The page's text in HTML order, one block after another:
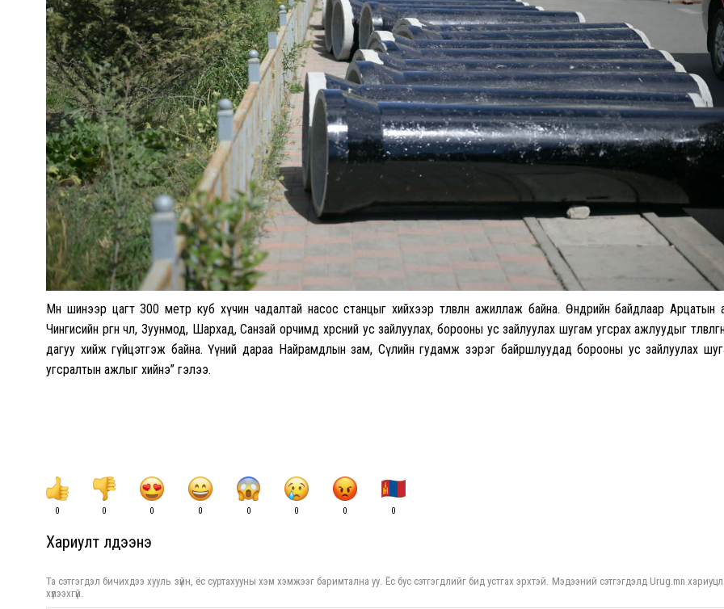
Мөн шинээр цагт 300 метр куб хүчин чадалтай насос станцыг хийхээр төлөвлөн ажиллаж байна. Өнөөдрийн байдлаар Арцатын
Чингисийн өргөн чөлөө, Зуунмод, Шархад, Санзай орчимд хөрсний ус зайлуулах, борооны ус зайлуулах шугам угсрах ажлуудыг
дагуу хийж гүйцэтгэж байна. Үүний дараа Найрамдлын зам, Сөүлийн гудамж зэрэг байршлуудад борооны ус зайлуулах
угсралтын ажлыг хийнэ” гэлээ.
0 0 0 0 0 0 0 0
Хариулт үлдээнэ үү
Та сэтгэгдэл бичихдээ хууль зүйн, ёс суртахууны хэм хэмжээг баримтална уу. Ёс бус сэтгэгдлийг бид устгах эрхтэй. Мэдээний сэтгэгдэлд Urug.mn
хүлээхгүй.